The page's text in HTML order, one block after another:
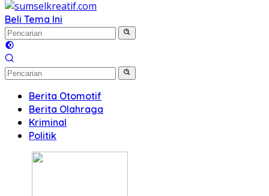
Beli Tema Ini
Berita Otomotif
Berita Olahraga
Kriminal
Politik